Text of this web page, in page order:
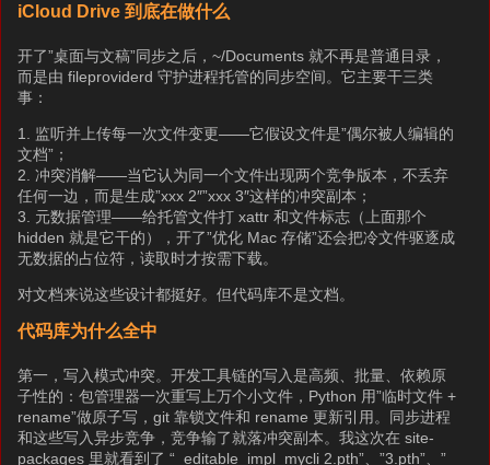
iCloud Drive 到底在做什么
开了”桌面与文稿”同步之后，~/Documents 就不再是普通目录，
而是由 fileproviderd 守护进程托管的同步空间。它主要干三类
事：
1. 监听并上传每一次文件变更——它假设文件是”偶尔被人编辑的
文档”；
2. 冲突消解——当它认为同一个文件出现两个竞争版本，不丢弃
任何一边，而是生成”xxx 2″”xxx 3″这样的冲突副本；
3. 元数据管理——给托管文件打 xattr 和文件标志（上面那个
hidden 就是它干的），开了”优化 Mac 存储”还会把冷文件驱逐成
无数据的占位符，读取时才按需下载。
对文档来说这些设计都挺好。但代码库不是文档。
代码库为什么全中
第一，写入模式冲突。开发工具链的写入是高频、批量、依赖原
子性的：包管理器一次重写上万个小文件，Python 用”临时文件 +
rename”做原子写，git 靠锁文件和 rename 更新引用。同步进程
和这些写入异步竞争，竞争输了就落冲突副本。我这次在 site-
packages 里就看到了 “_editable_impl_mycli 2.pth”、”3.pth”、”